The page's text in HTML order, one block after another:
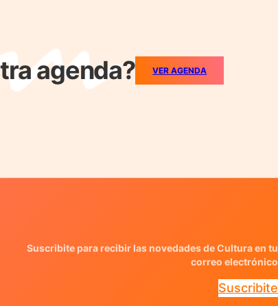
agenda? VER AGENDA
Suscribite para recibir las novedades de Cultura en tu
correo electrónico
Suscribite